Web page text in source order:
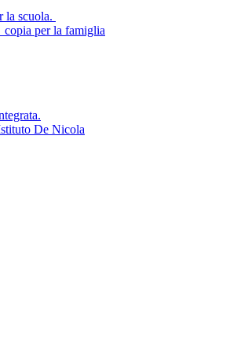
la scuola.
per la famiglia
De Nicola